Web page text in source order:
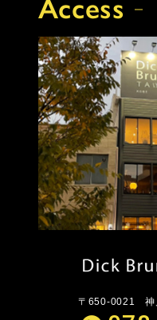
〒650-0021